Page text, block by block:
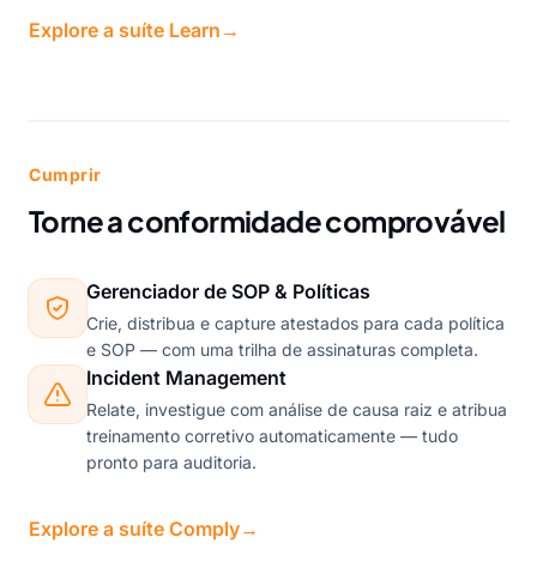
Explore a suíte Learn →
Cumprir
Torne a conformidade comprovável
Gerenciador de SOP & Políticas
Crie, distribua e capture atestados para cada política
e SOP — com uma trilha de assinaturas completa.
Incident Management
Relate, investigue com análise de causa raiz e atribua
treinamento corretivo automaticamente — tudo
pronto para auditoria.
Explore a suíte Comply→